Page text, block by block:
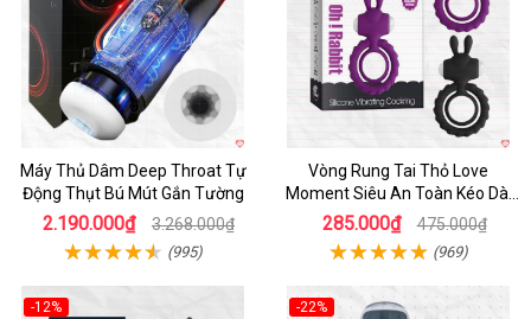
Máy Thủ Dâm Deep Throat Tự
Động Thụt Bú Mút Gắn Tường
2.190.000₫ 3.268.000₫
(995)
Vòng Rung Tai Thỏ Love
Moment Siêu An Toàn Kéo Dài
Thời Gian
285.000₫ 475.000₫
(969)
-12%
-22%